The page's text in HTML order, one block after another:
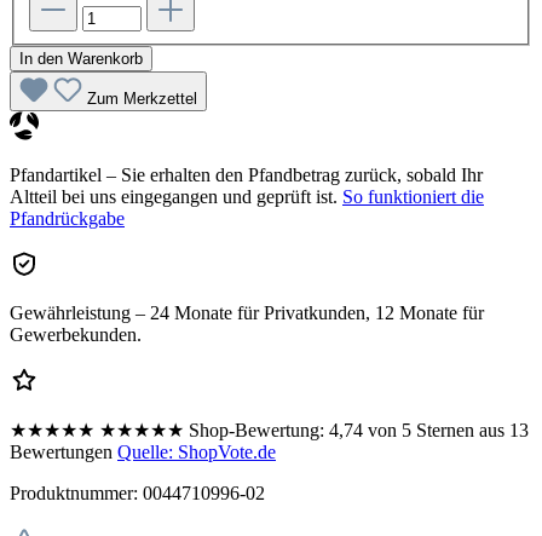
In den Warenkorb
Zum Merkzettel
Pfandartikel – Sie erhalten den Pfandbetrag zurück, sobald Ihr
Altteil bei uns eingegangen und geprüft ist. So funktioniert die
Pfandrückgabe
Gewährleistung – 24 Monate für Privatkunden, 12 Monate für
Gewerbekunden.
★★★★★ ★★★★★ Shop-Bewertung: 4,74 von 5 Sternen aus 13
Bewertungen Quelle: ShopVote.de
Produktnummer: 0044710996-02